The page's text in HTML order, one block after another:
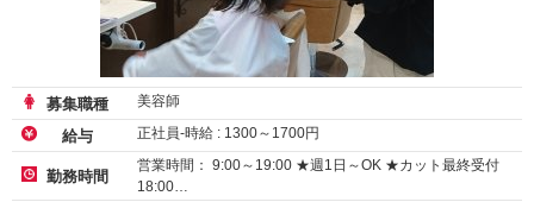
募集職種 美容師
給与 正社員-時給 : 1300～ 1700円
勤務時間
営業時間： 9:00～19:00 ★週1日～OK ★カット最終受付
18:00…